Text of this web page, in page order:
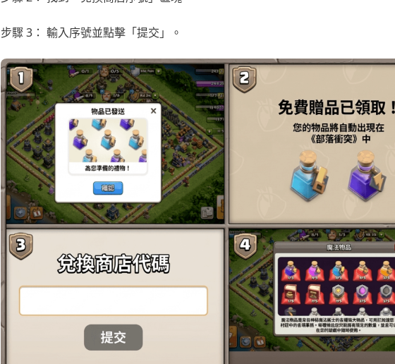
步驟 3： 輸入序號並點擊「提交」。